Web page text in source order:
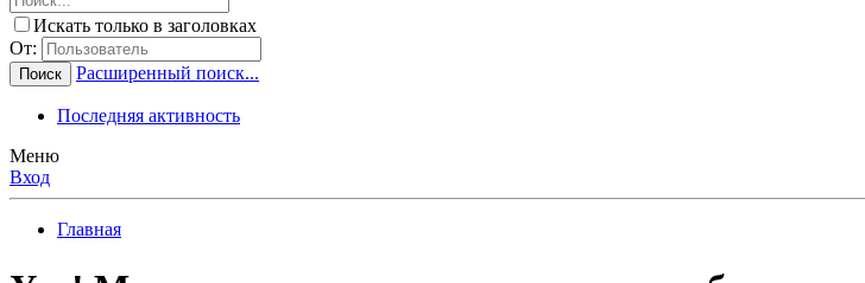
Искать только в заголовках
От:
Поиск Расширенный поиск...
Последняя активность
Меню
Вход
Главная